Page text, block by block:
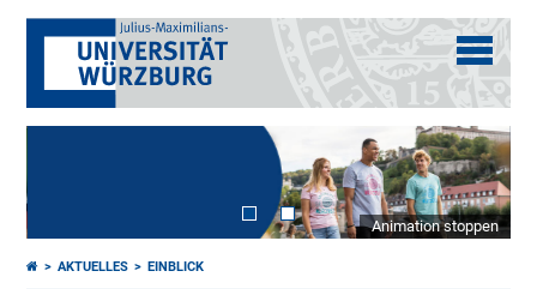
Animation stoppen
AKTUELLES EINBLICK